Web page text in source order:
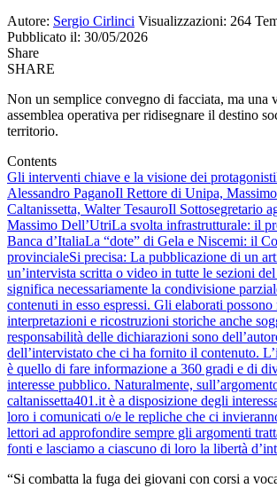
Autore: Sergio Cirlinci Visualizzazioni: 264
Pubblicato il: 30/05/2026
Share
SHARE
Non un semplice convegno di facciata, ma una
assemblea operativa per ridisegnare il destino
territorio.
Contents
Gli interventi chiave e la visione dei protagonisti
Alessandro PaganoIl Rettore di Unipa,
Caltanissetta, Walter TesauroIl Sottosegretario
Massimo Dell’UtriLa svolta infrastrutturale: il
Banca d’ItaliaLa “dote” di Gela e Niscemi: il
provincialeSi precisa: La pubblicazione di un
un’intervista scritta o video in tutte le sezioni
significa necessariamente la condivisione
contenuti in esso espressi. Gli elaborati possono
interpretazioni e ricostruzioni storiche anche
responsabilità delle dichiarazioni sono
dell’intervistato che ci ha fornito il contenuto.
è quello di fare informazione a 360 gradi e di
interesse pubblico. Naturalmente,
caltanissetta401.it è a disposizione degli
loro i comunicati o/e le repliche che ci
lettori ad approfondire sempre gli argomenti
fonti e lasciamo a ciascuno di loro la libertà
“Si combatta la fuga dei giovani con corsi a